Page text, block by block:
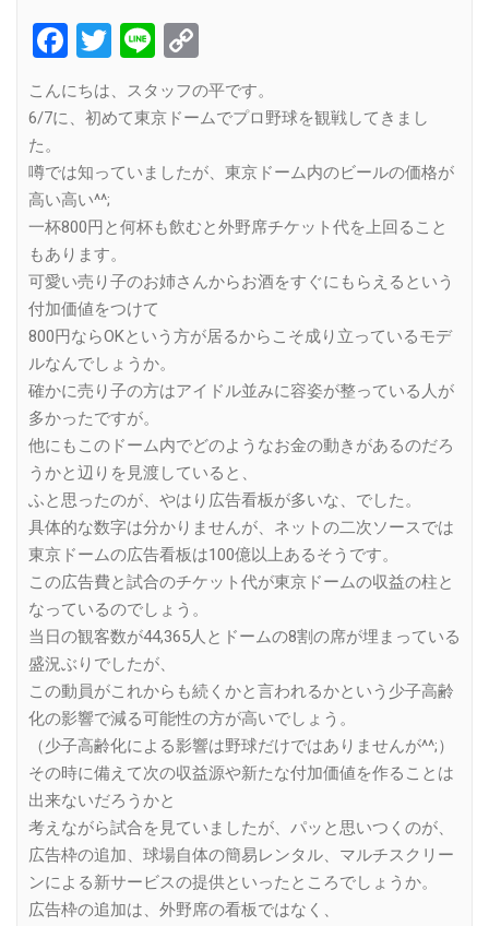
Facebook
Twitter
Line
Link
こんにちは、スタッフの平です。
6/7に、初めて東京ドームでプロ野球を観戦してきまし
た。
噂では知っていましたが、東京ドーム内のビールの価格が
高い高い^^;
一杯800円と何杯も飲むと外野席チケット代を上回ること
もあります。
可愛い売り子のお姉さんからお酒をすぐにもらえるという
付加価値をつけて
800円ならOKという方が居るからこそ成り立っているモデ
ルなんでしょうか。
確かに売り子の方はアイドル並みに容姿が整っている人が
多かったですが。
他にもこのドーム内でどのようなお金の動きがあるのだろ
うかと辺りを見渡していると、
ふと思ったのが、やはり広告看板が多いな、でした。
具体的な数字は分かりませんが、ネットの二次ソースでは
東京ドームの広告看板は100億以上あるそうです。
この広告費と試合のチケット代が東京ドームの収益の柱と
なっているのでしょう。
当日の観客数が44,365人とドームの8割の席が埋まっている
盛況ぶりでしたが、
この動員がこれからも続くかと言われるかという少子高齢
化の影響で減る可能性の方が高いでしょう。
（少子高齢化による影響は野球だけではありませんが^^;）
その時に備えて次の収益源や新たな付加価値を作ることは
出来ないだろうかと
考えながら試合を見ていましたが、パッと思いつくのが、
広告枠の追加、球場自体の簡易レンタル、マルチスクリー
ンによる新サービスの提供といったところでしょうか。
広告枠の追加は、外野席の看板ではなく、